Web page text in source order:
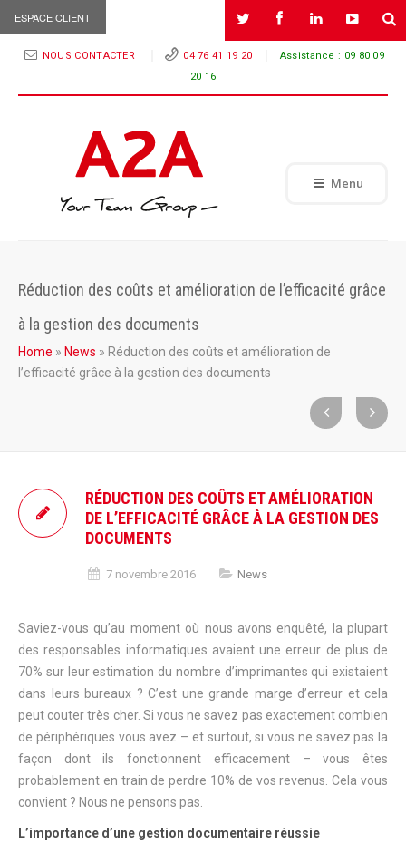
ESPACE CLIENT
NOUS CONTACTER 04 76 41 19 20 Assistance : 09 80 09
20 16
Menu
Réduction des coûts et amélioration de l’efficacité grâce
à la gestion des documents
Home » News » Réduction des coûts et amélioration de
l’efficacité grâce à la gestion des documents
RÉDUCTION DES COÛTS ET AMÉLIORATION
DE L’EFFICACITÉ GRÂCE À LA GESTION DES
DOCUMENTS
7 novembre 2016 News
Saviez-vous qu’au moment où nous avons enquêté, la plupart
des responsables informatiques avaient une erreur de plus de
70% sur leur estimation du nombre d’imprimantes qui existaient
dans leurs bureaux ? C’est une grande marge d’erreur et cela
peut couter très cher. Si vous ne savez pas exactement combien
de périphériques vous avez – et surtout, si vous ne savez pas la
façon dont ils fonctionnent efficacement – vous êtes
probablement en train de perdre 10% de vos revenus. Cela vous
convient ? Nous ne pensons pas.
L’importance d’une gestion documentaire réussie